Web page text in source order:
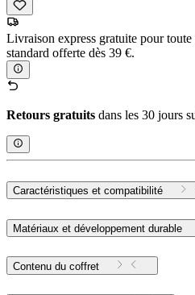
Livraison express gratuite pour
standard offerte dès 39 €.
Retours gratuits dans les 30 jours
Caractéristiques et compatibilité
Matériaux et développement durable
Contenu du coffret